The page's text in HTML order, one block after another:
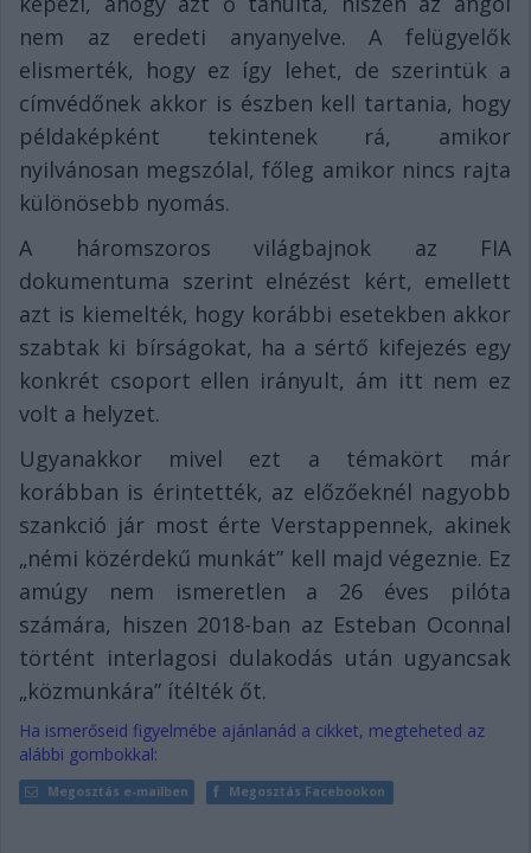
nem az eredeti anyanyelve. A felügyelők
elismerték, hogy ez így lehet, de szerintük a
címvédőnek akkor is észben kell tartania, hogy
példaképként tekintenek rá, amikor
nyilvánosan megszólal, főleg amikor nincs rajta
különösebb nyomás.
A háromszoros világbajnok az FIA
dokumentuma szerint elnézést kért, emellett
azt is kiemelték, hogy korábbi esetekben akkor
szabtak ki bírságokat, ha a sértő kifejezés egy
konkrét csoport ellen irányult, ám itt nem ez
volt a helyzet.
Ugyanakkor mivel ezt a témakört már
korábban is érintették, az előzőeknél nagyobb
szankció jár most érte Verstappennek, akinek
„némi közérdekű munkát” kell majd végeznie. Ez
amúgy nem ismeretlen a 26 éves pilóta
számára, hiszen 2018-ban az Esteban Oconnal
történt interlagosi dulakodás után ugyancsak
„közmunkára” ítélték őt.
Ha ismerőseid figyelmébe ajánlanád a cikket, megteheted az
alábbi gombokkal:
Megosztás e-mailben Megosztás Facebookon